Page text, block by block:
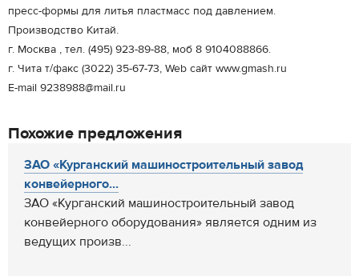
пресс-формы для литья пластмасс под давлением.
Производство Китай.
г. Москва , тел. (495) 923-89-88, моб 8 9104088866.
г. Чита т/факс (3022) 35-67-73, Web сайт www.gmash.ru
E-mail 9238988@mail.ru
Похожие предложения
ЗАО «Курганский машиностроительный завод
конвейерного...
ЗАО «Курганский машиностроительный завод
конвейерного оборудования» является одним из
ведущих произв...